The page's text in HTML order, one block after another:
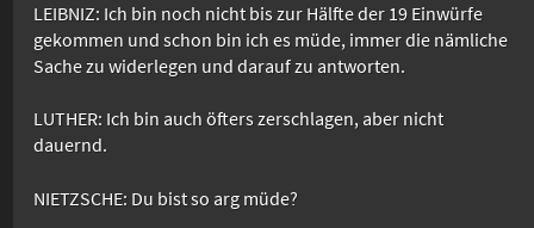
LEIBNIZ: Ich bin noch nicht bis zur Hälfte der 19 Einwürfe
gekommen und schon bin ich es müde, immer die nämliche
Sache zu widerlegen und darauf zu antworten.
LUTHER: Ich bin auch öfters zerschlagen, aber nicht
dauernd.
NIETZSCHE: Du bist so arg müde?